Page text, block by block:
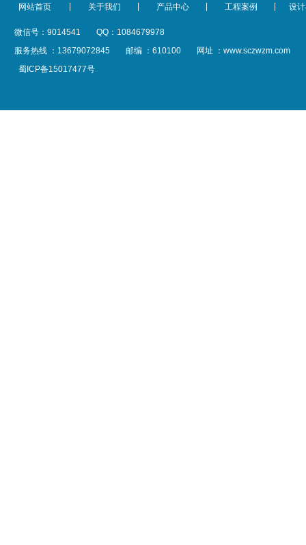
网站首页 | 关于我们 | 产品中心 | 工程案例 | 设
微信号：9014541
QQ：1084679978
服务热线 ：13679072845
邮编 ：610100
网址 ：www.sczwzm.com
蜀ICP备15017477号